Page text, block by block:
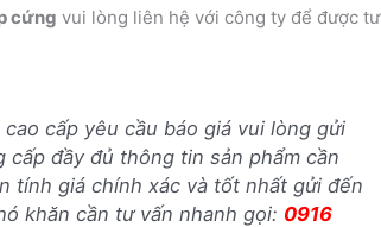
cứng vui lòng liên hệ với công ty để được tư
cấp yêu cầu báo giá vui lòng gửi
cấp đầy đủ thông tin sản phẩm cần
tính giá chính xác và tốt nhất gửi đến
khăn cần tư vấn nhanh gọi: 0916